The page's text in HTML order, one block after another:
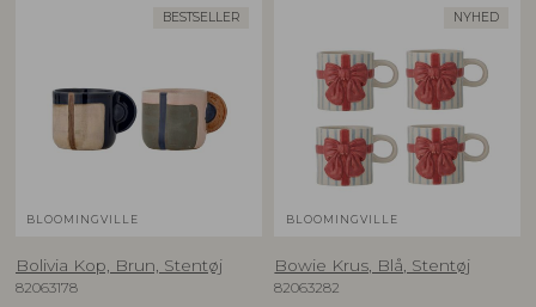
BESTSELLER
BLOOMINGVILLE
Bolivia Kop, Brun, Stentøj
82063178
NYHED
BLOOMINGVILLE
Bowie Krus, Blå, Stentøj
82063282